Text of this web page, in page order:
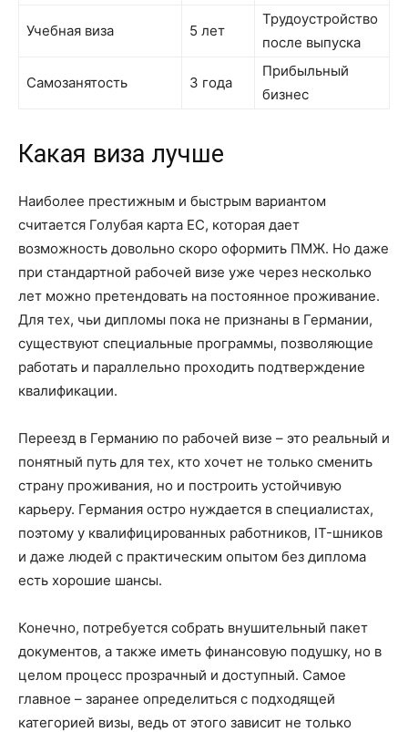
Учебная виза 5 лет
Трудоустройство
после выпуска
Самозанятость 3 года
Прибыльный
бизнес
Какая виза лучше
Наиболее престижным и быстрым вариантом
считается Голубая карта ЕС, которая дает
возможность довольно скоро оформить ПМЖ. Но даже
при стандартной рабочей визе уже через несколько
лет можно претендовать на постоянное проживание.
Для тех, чьи дипломы пока не признаны в Германии,
существуют специальные программы, позволяющие
работать и параллельно проходить подтверждение
квалификации.
Переезд в Германию по рабочей визе – это реальный и
понятный путь для тех, кто хочет не только сменить
страну проживания, но и построить устойчивую
карьеру. Германия остро нуждается в специалистах,
поэтому у квалифицированных работников, IT-шников
и даже людей с практическим опытом без диплома
есть хорошие шансы.
Конечно, потребуется собрать внушительный пакет
документов, а также иметь финансовую подушку, но в
целом процесс прозрачный и доступный. Самое
главное – заранее определиться с подходящей
категорией визы, ведь от этого зависит не только